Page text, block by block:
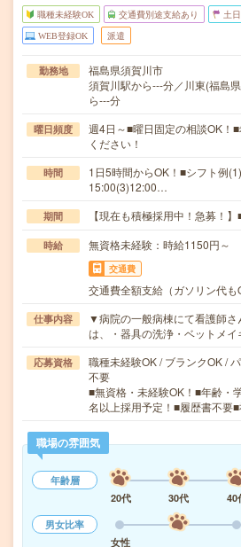
職種未経験OK 交通費別途支給あり 土
WEB登録OK 派遣
勤務地
福島県須賀川市
須賀川駅から---分／川東(福島
ら---分
曜日頻度
週4日～■曜日固定の相談OK！
ください！
時間
1日5時間からOK！■シフト例
15:00(3)12:00…
期間 【現在も積極採用中！急募！
時給 無資格未経験：時給1150円
交通費
交通費全額支給（ガソリン代も
仕事内容
▼病院の一般病棟にて看護師さ
は、・器具の洗浄・ベットメ
応募資格
職種未経験OK / ブランクOK /
不要
■無資格・未経験OK！■年齢・
名以上採用予定！■履歴書不要
職場の雰囲気
年齢層
20代
30代 40
男女比率
女性